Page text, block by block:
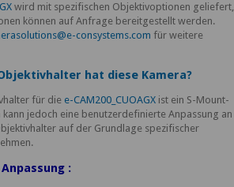
wird mit spezifischen Objektivoptionen geliefert,
können auf Anfrage bereitgestellt werden.
consystems.com für weitere
hat diese Kamera?
für die e-CAM200_CUOAGX ist ein S-Mount-
jedoch eine benutzerdefinierte Anpassung an
auf der Grundlage spezifischer
: